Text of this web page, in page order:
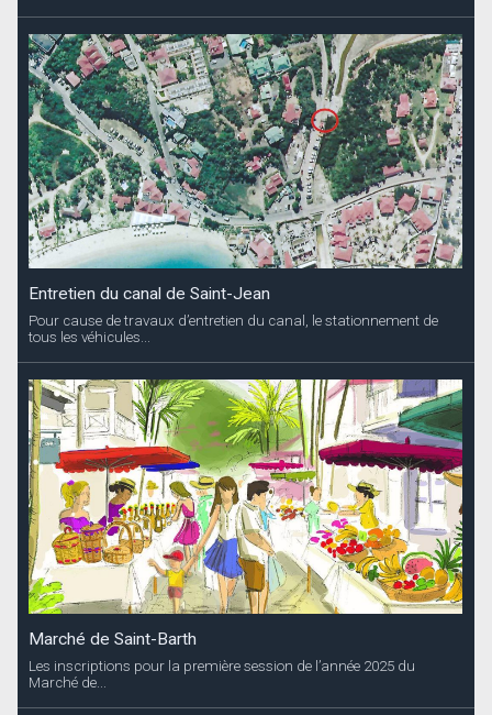
Entretien du canal de Saint-Jean
Pour cause de travaux d’entretien du canal, le stationnement de
tous les véhicules...
Marché de Saint-Barth
Les inscriptions pour la première session de l’année 2025 du
Marché de...